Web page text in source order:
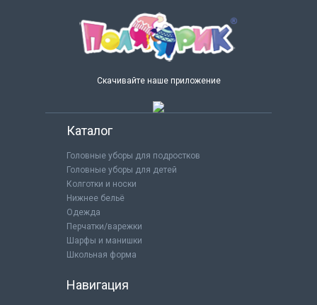
Скачивайте наше приложение
Каталог
Головные уборы для подростков
Головные уборы для детей
Колготки и носки
Нижнее бельё
Одежда
Перчатки/варежки
Шарфы и манишки
Школьная форма
Навигация